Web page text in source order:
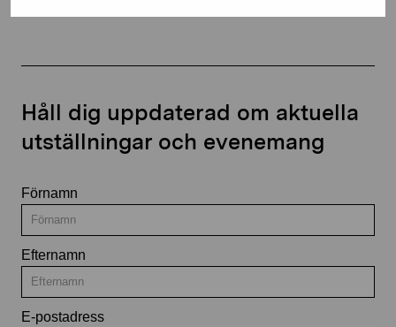
Håll dig uppdaterad om aktuella
utställningar och evenemang
Förnamn
Efternamn
E-postadress